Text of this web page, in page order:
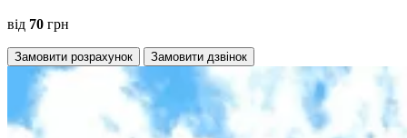
від 70 грн
Замовити розрахунок Замовити дзвінок